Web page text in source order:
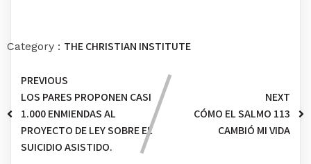
Category : THE CHRISTIAN INSTITUTE
PREVIOUS
LOS PARES PROPONEN CASI
1.000 ENMIENDAS AL
PROYECTO DE LEY SOBRE EL
SUICIDIO ASISTIDO.
NEXT
CÓMO EL SALMO 113
CAMBIÓ MI VIDA